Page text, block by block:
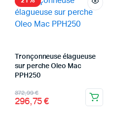
1
304,10 €.
1
214,46 €.
Tronçonneuse élagueuse
sur perche Oleo Mac
PPH250
372,99€
Le
prix
296,75€
Le
prix